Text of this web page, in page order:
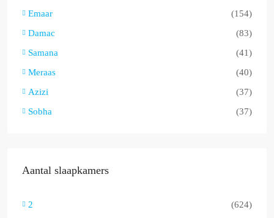
Emaar
(154)
Damac
(83)
Samana
(41)
Meraas
(40)
Azizi
(37)
Sobha
(37)
Aantal slaapkamers
2
(624)